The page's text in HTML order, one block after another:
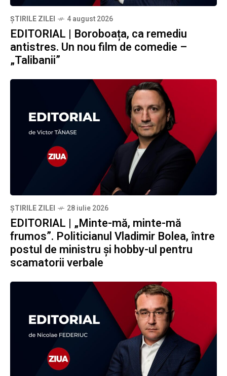
ȘTIRILE ZILEI 4 august 2026
EDITORIAL | Boroboața, ca remediu
antistres. Un nou film de comedie –
„Talibanii”
ȘTIRILE ZILEI 28 iulie 2026
EDITORIAL | „Minte-mă, minte-mă
frumos”. Politicianul Vladimir Bolea, între
postul de ministru și hobby-ul pentru
scamatorii verbale